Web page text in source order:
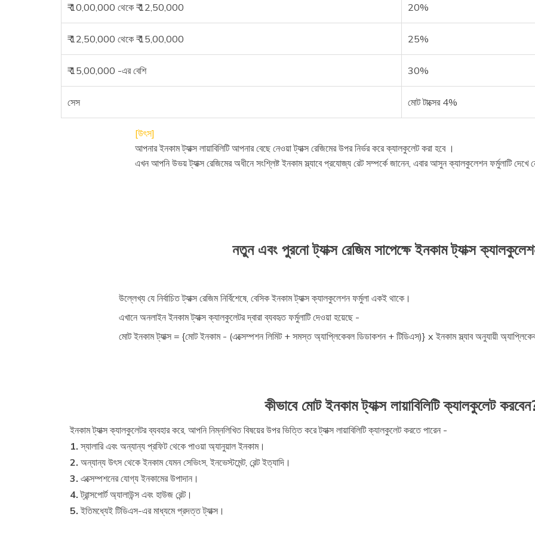
₹ 10,00,000 থেকে ₹ 12,50,000 20%
₹ 12,50,000 থেকে ₹ 15,00,000 25%
₹ 15,00,000 -এর বেশি 30%
সেস মোট টাক্সের 4%
[উৎস]
আপনার ইনকাম ট্যাক্স লায়াবিলিটি আপনার বেছে নেওয়া ট্যাক্স রেজিমের উপর নির্ভর করে ক্যালকুলেট করা হবে ।
এখন আপনি উভয় ট্যাক্স রেজিমের অধীনে সংশ্লিষ্ট ইনকাম স্ল্যাবে প্রযোজ্য রেট সম্পর্কে জানেন, এবার আসুন ক্যালকুলেশন ফর্মুলাটি দেখে
নতুন এবং পুরনো ট্যাক্স রেজিম সাপেক্ষে ইনকাম ট্যাক্স
উল্লেখ্য যে নির্বাচিত ট্যাক্স রেজিম নির্বিশেষে, বেসিক ইনকাম ট্যাক্স ক্যালকুলেশন ফর্মুলা একই থাকে।
এখানে অনলাইন ইনকাম ট্যাক্স ক্যালকুলেটর দ্বারা ব্যবহৃত ফর্মুলাটি দেওয়া হয়েছে -
মোট ইনকাম ট্যাক্স = {মোট ইনকাম - (এক্সেম্পশন লিমিট + সমস্ত অ্যাপ্লিকেবল ডিডাকশন + টিডিএস)} x ইনকাম স্ল্যাব অনুযায়ী
কীভাবে মোট ইনকাম ট্যাক্স লায়াবিলিটি ক্যালকুলেট
ইনকাম ট্যাক্স ক্যালকুলেটর ব্যবহার করে, আপনি নিম্নলিখিত বিষয়ের উপর ভিত্তি করে ট্যাক্স লায়াবিলিটি ক্যালকুলেট করতে পারেন -
1. স্যালারি এবং অন্যান্য প্রফিট থেকে পাওয়া অ্যানুয়াল ইনকাম।
2. অন্যান্য উৎস থেকে ইনকাম যেমন সেভিংস, ইনভেস্টমেন্ট, রেন্ট ইত্যাদি।
3. এক্সেম্পশনের যোগ্য ইনকামের উপাদান।
4. ট্রান্সপোর্ট অ্যালাউন্স এবং হাউজ রেন্ট।
5. ইতিমধ্যেই টিডিএস-এর মাধ্যমে প্রদত্ত ট্যাক্স।